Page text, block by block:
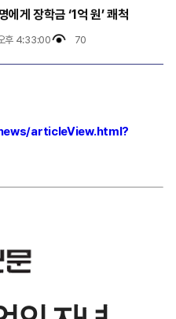
게 장학금 ‘1억 원’ 쾌척
후 4:33:00 70
articleView.html?